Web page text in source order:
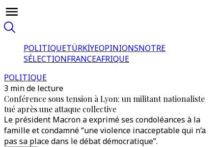
POLITIQUETÜRKİYEOPINIONSNOTRE
SÉLECTIONFRANCEAFRIQUE
POLITIQUE
3 min de lecture
Conférence sous tension à Lyon: un militant nationaliste
tué après une attaque collective
Le président Macron a exprimé ses condoléances à la
famille et condamné “une violence inacceptable qui n’a
pas sa place dans le débat démocratique”.